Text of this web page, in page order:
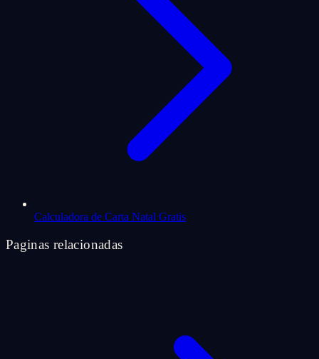
Calculadora de Carta Natal Gratis
Paginas relacionadas